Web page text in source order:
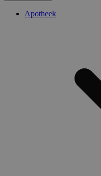
Apotheek